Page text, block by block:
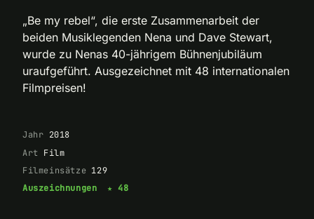
„Be my rebel“, die erste Zusammenarbeit der
beiden Musiklegenden Nena und Dave Stewart,
wurde zu Nenas 40-jährigem Bühnenjubiläum
uraufgeführt. Ausgezeichnet mit 48 internationalen
Filmpreisen!
Jahr 2018
Art
Film
Filmeinsätze 129
Auszeichnungen
★ 48